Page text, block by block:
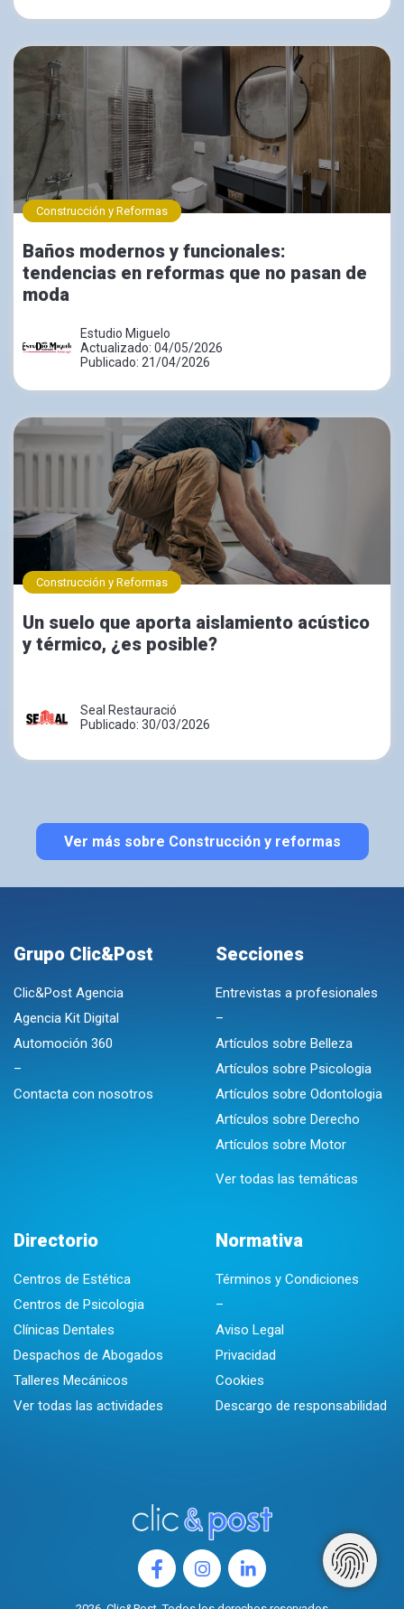
Construcción y Reformas
Baños modernos y funcionales:
tendencias en reformas que no pasan de
moda
Estudio Miguelo
Actualizado: 04/05/2026
Publicado: 21/04/2026
Construcción y Reformas
Un suelo que aporta aislamiento acústico
y térmico, ¿es posible?
Seal Restauració
Publicado: 30/03/2026
Ver más sobre Construcción y reformas
Grupo Clic&Post
Clic&Post Agencia
Agencia Kit Digital
Automoción 360
–
Contacta con nosotros
Secciones
Entrevistas a profesionales
–
Artículos sobre Belleza
Artículos sobre Psicologia
Artículos sobre Odontologia
Artículos sobre Derecho
Artículos sobre Motor
Ver todas las temáticas
Directorio
Centros de Estética
Centros de Psicologia
Clínicas Dentales
Despachos de Abogados
Talleres Mecánicos
Ver todas las actividades
Normativa
Términos y Condiciones
–
Aviso Legal
Privacidad
Cookies
Descargo de responsabilidad